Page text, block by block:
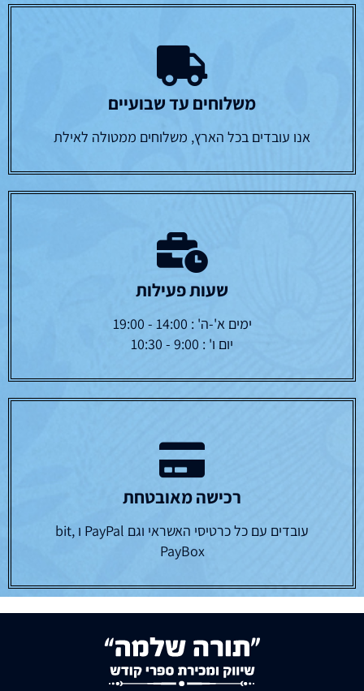
משלוחים עד שבועיים
אנו עובדים בכל הארץ, משלוחים ממטולה לאילת
שעות פעילות
ימים א'-ה' : 14:00 - 19:00
יום ו' : 9:00 - 10:30
רכישה מאובטחת
עובדים עם כל כרטיסי האשראי וגם PayPal ו bit,
PayBox